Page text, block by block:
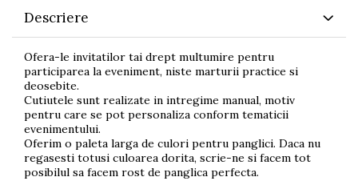
Descriere
Ofera-le invitatilor tai drept multumire pentru
participarea la eveniment, niste marturii practice si
deosebite.
Cutiutele sunt realizate in intregime manual, motiv
pentru care se pot personaliza conform tematicii
evenimentului.
Oferim o paleta larga de culori pentru panglici. Daca nu
regasesti totusi culoarea dorita, scrie-ne si facem tot
posibilul sa facem rost de panglica perfecta.